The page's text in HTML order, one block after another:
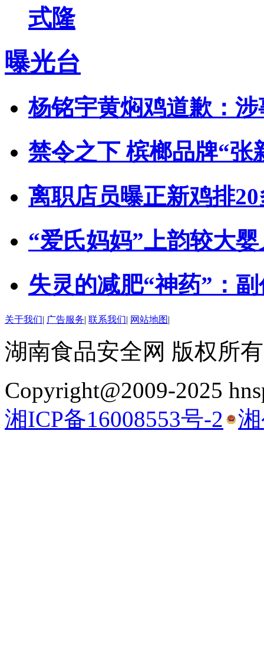
式隆
曝光台
杨铭宇黄焖鸡道歉：
禁令之下 槟榔品牌“张
离职店员曝正新鸡排
“爱氏妈妈”上韵较大
失灵的减肥“神药”：
关于我们| 广告服务| 联系我们| 网站地图|
湖南食品安全网 版权所
Copyright@2009-2025
湘ICP备16008553号-2